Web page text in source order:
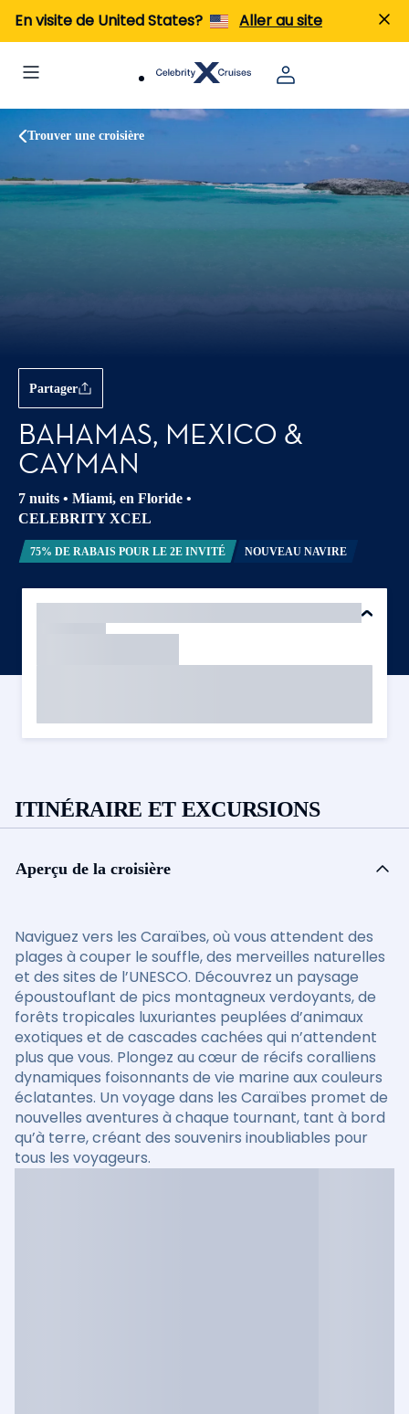
En visite de United States? Aller au site
Trouver une croisière
Partager
BAHAMAS, MEXICO &
CAYMAN
7 nuits • Miami, en Floride •
CELEBRITY XCEL
75% DE RABAIS POUR LE 2E INVITÉ NOUVEAU NAVIRE
ITINÉRAIRE ET EXCURSIONS
Aperçu de la croisière
Naviguez vers les Caraïbes, où vous attendent des
plages à couper le souffle, des merveilles naturelles
et des sites de l’UNESCO. Découvrez un paysage
époustouflant de pics montagneux verdoyants, de
forêts tropicales luxuriantes peuplées d’animaux
exotiques et de cascades cachées qui n’attendent
plus que vous. Plongez au cœur de récifs coralliens
dynamiques foisonnants de vie marine aux couleurs
éclatantes. Un voyage dans les Caraïbes promet de
nouvelles aventures à chaque tournant, tant à bord
qu’à terre, créant des souvenirs inoubliables pour
tous les voyageurs.